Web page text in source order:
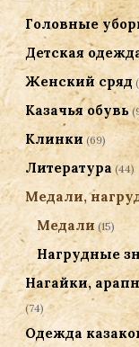
Головные
Детская
Женский сряд
Казачья обувь
Клинки (69)
Литература (44)
Медали,
Медали (15)
Нагрудные
Нагайки,
(74)
Одежда